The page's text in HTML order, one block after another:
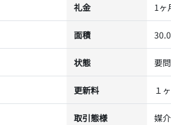
礼金 1ヶ
面積
状態 要
更新料 １
取引態様 媒介